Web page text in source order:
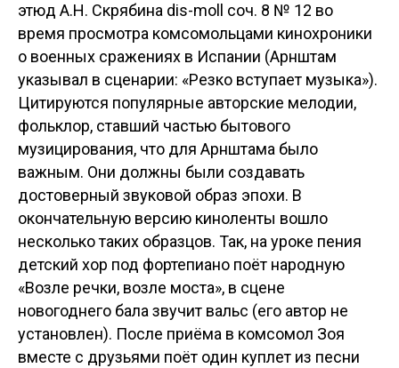
этюд А.Н. Скрябина dis-moll соч. 8 № 12 во
время просмотра комсомольцами кинохроники
о военных сражениях в Испании (Арнштам
указывал в сценарии: «Резко вступает музыка»).
Цитируются популярные авторские мелодии,
фольклор, ставший частью бытового
музицирования, что для Арнштама было
важным. Они должны были создавать
достоверный звуковой образ эпохи. В
окончательную версию киноленты вошло
несколько таких образцов. Так, на уроке пения
детский хор под фортепиано поёт народную
«Возле речки, возле моста», в сцене
новогоднего бала звучит вальс (его автор не
установлен). После приёма в комсомол Зоя
вместе с друзьями поёт один куплет из песни